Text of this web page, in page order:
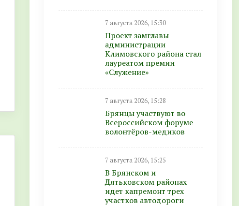
7 августа 2026, 15:30
Проект замглавы
администрации
Климовского района стал
лауреатом премии
«Служение»
7 августа 2026, 15:28
Брянцы участвуют во
Всероссийском форуме
волонтёров-медиков
7 августа 2026, 15:25
В Брянском и
Дятьковском районах
идет капремонт трех
участков автодороги